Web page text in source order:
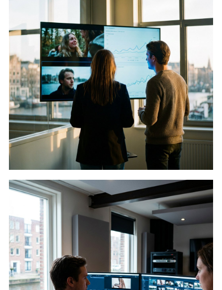
Brand en performance video
Lees verder